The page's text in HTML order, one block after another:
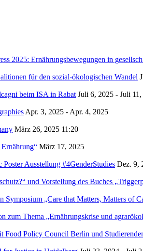
2025: Ernährungsbewegungen in
für den sozial-ökologischen Wandel
beim ISA in Rabat Juli 6, 2025 - Juli
Apr. 3, 2025 - Apr. 4, 2025
März 26, 2025 11:20
März 17, 2025
Ausstellung #4GenderStudies Dez. 9,
und Vorstellung des Buches
„Care that Matters, Matters of
zum Thema „Ernährungskrise und
Food Policy Council Berlin und